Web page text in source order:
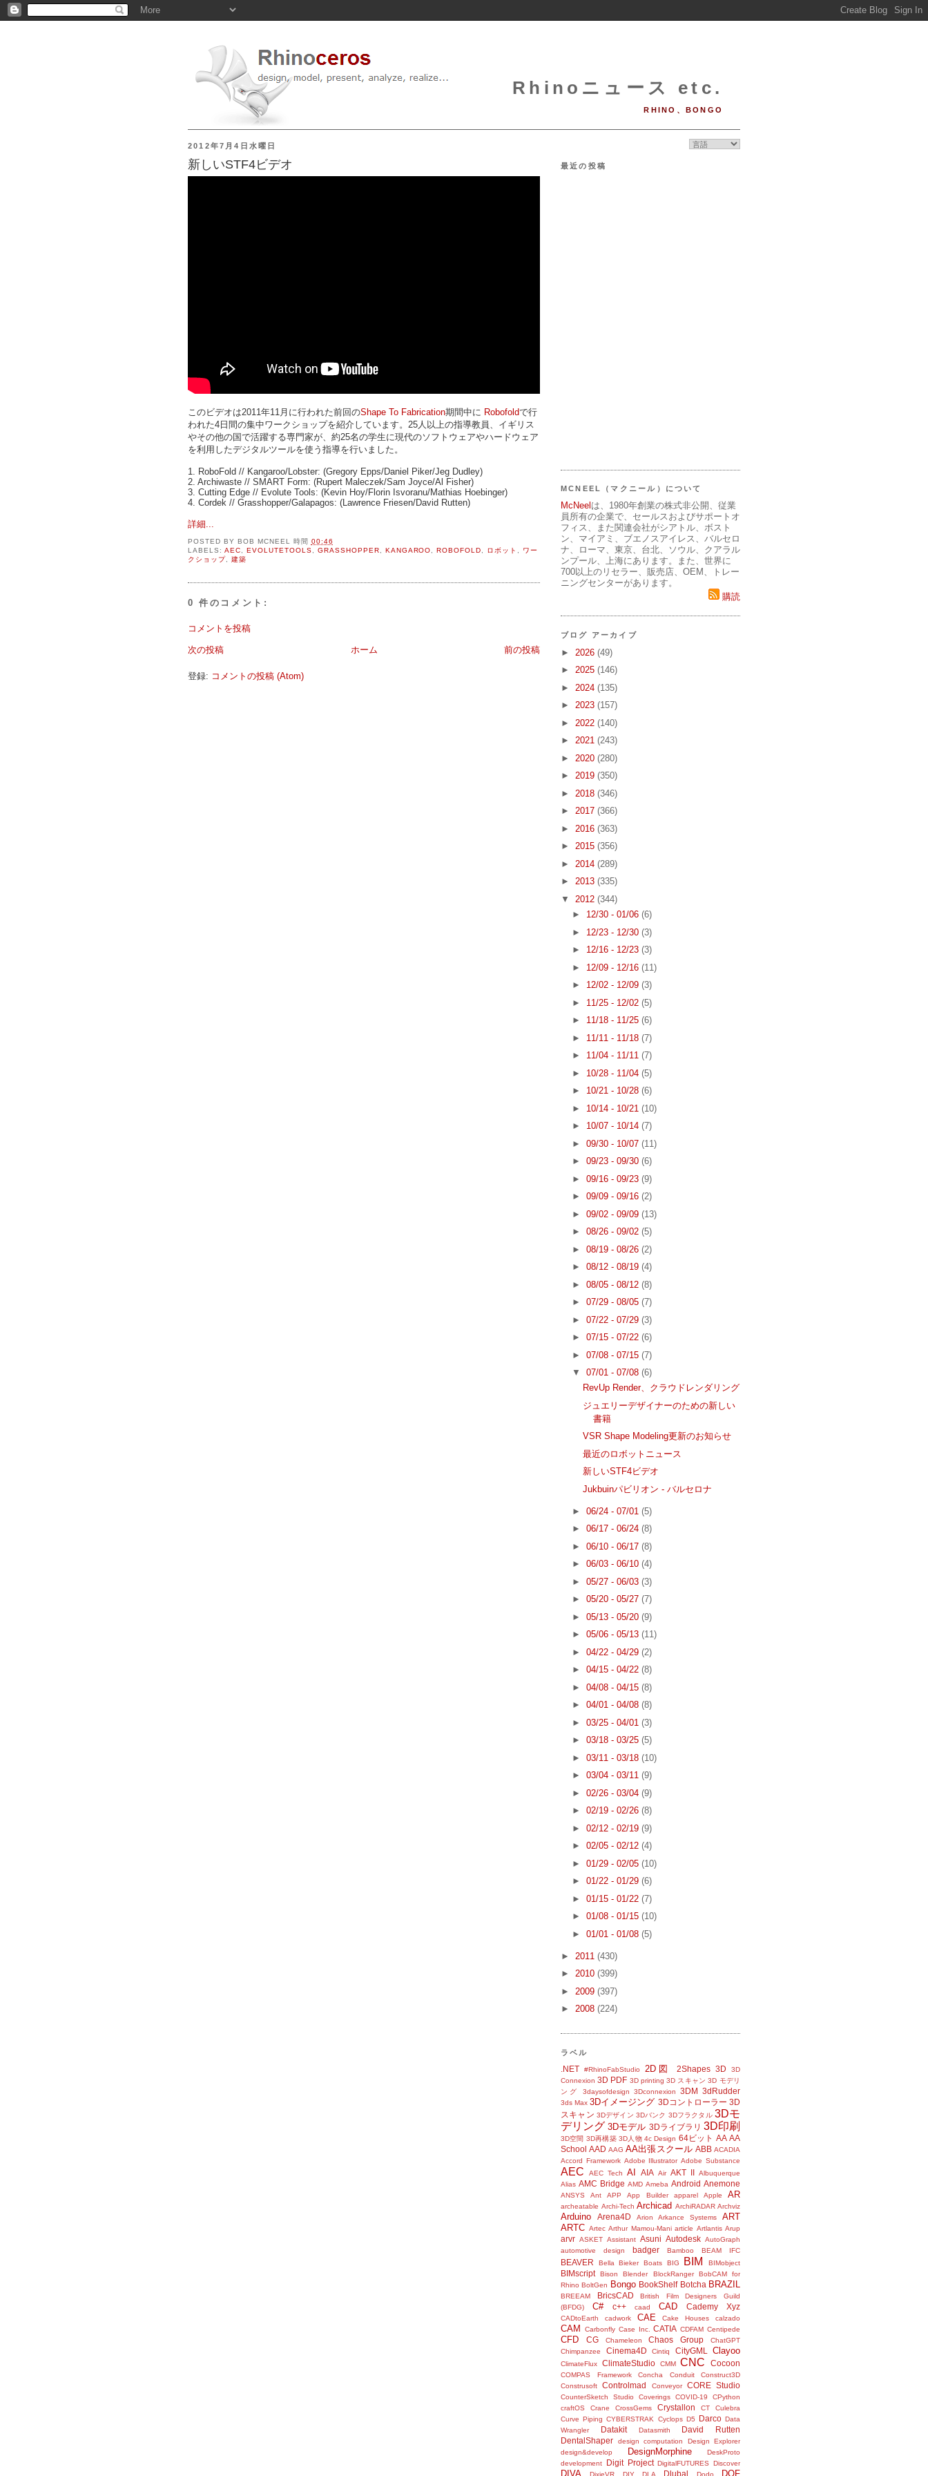
Rhinoニュース etc.
RHINO、BONGO
2012年7月4日水曜日
新しいSTF4ビデオ
このビデオは2011年11月に行われた前回のShape To Fabrication期間中に Robofoldで行
われた4日間の集中ワークショップを紹介しています。25人以上の指導教員、イギリス
やその他の国で活躍する専門家が、約25名の学生に現代のソフトウェアやハードウェア
を利用したデジタルツールを使う指導を行いました。
1. RoboFold // Kangaroo/Lobster: (Gregory Epps/Daniel Piker/Jeg Dudley)
2. Archiwaste // SMART Form: (Rupert Maleczek/Sam Joyce/Al Fisher)
3. Cutting Edge // Evolute Tools: (Kevin Hoy/Florin Isvoranu/Mathias Hoebinger)
4. Cordek // Grasshopper/Galapagos: (Lawrence Friesen/David Rutten)
詳細...
POSTED BY BOB MCNEEL 時間 00:46
LABELS: AEC, EVOLUTETOOLS, GRASSHOPPER, KANGAROO,ROBOFOLD, ロボット , ワー
クショップ, 建築
0 件のコメント:
コメントを投稿
次の投稿 前の投稿
ホーム
登録: コメントの投稿 (Atom)
最近の投稿
MCNEEL（マクニール）について
McNeelは、1980年創業の株式非公開、従業
員所有の企業で、セールスおよびサポートオ
フィス、また関連会社がシアトル、ボスト
ン、マイアミ、ブエノスアイレス、バルセロ
ナ、ローマ、東京、台北、ソウル、クアラル
ンプール、上海にあります。また、世界に
700以上のリセラー、販売店、OEM、トレー
ニングセンターがあります。
購読
ブログ アーカイブ
► 2026 (49)
► 2025 (146)
► 2024 (135)
► 2023 (157)
► 2022 (140)
► 2021 (243)
► 2020 (280)
► 2019 (350)
► 2018 (346)
► 2017 (366)
► 2016 (363)
► 2015 (356)
► 2014 (289)
► 2013 (335)
▼ 2012 (344)
► 12/30 - 01/06 (6)
► 12/23 - 12/30 (3)
► 12/16 - 12/23 (3)
► 12/09 - 12/16 (11)
► 12/02 - 12/09 (3)
► 11/25 - 12/02 (5)
► 11/18 - 11/25 (6)
► 11/11 - 11/18 (7)
► 11/04 - 11/11 (7)
► 10/28 - 11/04 (5)
► 10/21 - 10/28 (6)
► 10/14 - 10/21 (10)
► 10/07 - 10/14 (7)
► 09/30 - 10/07 (11)
► 09/23 - 09/30 (6)
► 09/16 - 09/23 (9)
► 09/09 - 09/16 (2)
► 09/02 - 09/09 (13)
► 08/26 - 09/02 (5)
► 08/19 - 08/26 (2)
► 08/12 - 08/19 (4)
► 08/05 - 08/12 (8)
► 07/29 - 08/05 (7)
► 07/22 - 07/29 (3)
► 07/15 - 07/22 (6)
► 07/08 - 07/15 (7)
▼ 07/01 - 07/08 (6)
RevUp Render、クラウドレンダリング
ジュエリーデザイナーのための新しい
書籍
VSR Shape Modeling更新のお知らせ
最近のロボットニュース
新しいSTF4ビデオ
Jukbuinパビリオン - バルセロナ
► 06/24 - 07/01 (5)
► 06/17 - 06/24 (8)
► 06/10 - 06/17 (8)
► 06/03 - 06/10 (4)
► 05/27 - 06/03 (3)
► 05/20 - 05/27 (7)
► 05/13 - 05/20 (9)
► 05/06 - 05/13 (11)
► 04/22 - 04/29 (2)
► 04/15 - 04/22 (8)
► 04/08 - 04/15 (8)
► 04/01 - 04/08 (8)
► 03/25 - 04/01 (3)
► 03/18 - 03/25 (5)
► 03/11 - 03/18 (10)
► 03/04 - 03/11 (9)
► 02/26 - 03/04 (9)
► 02/19 - 02/26 (8)
► 02/12 - 02/19 (9)
► 02/05 - 02/12 (4)
► 01/29 - 02/05 (10)
► 01/22 - 01/29 (6)
► 01/15 - 01/22 (7)
► 01/08 - 01/15 (10)
► 01/01 - 01/08 (5)
► 2011 (430)
► 2010 (399)
► 2009 (397)
► 2008 (224)
ラベル
.NET #RhinoFabStudio 2D図 2Shapes 3D
3D
Connexion 3D PDF 3D printing 3D スキャン 3D モデリ
ング
3daysofdesign 3Dconnexion 3DM 3dRudder
3ds Max 3Dイメージング 3Dコントローラー 3D
スキャン 3Dデザイン 3Dバンク 3Dフラクタル 3Dモ
デリング 3Dモデル 3Dライブラリ 3D印刷
3D空間 3D再構築 3D人物 4c Design 64ビット AA AA
School AAD AAG AA出張スクール ABB ACADIA
Accord Framework Adobe Illustrator Adobe Substance
AEC AEC Tech AI AIA Air AKT II
Albuquerque
Alias AMC Bridge AMD Ameba Android Anemone
ANSYS Ant APP App Builder apparel Apple AR
archeatable Archi-Tech Archicad ArchiRADAR Archviz
Arduino Arena4D Arion Arkance Systems
ART
ARTC Artec Arthur Mamou-Mani article Artlantis Arup
arvr ASKET Assistant Asuni Autodesk AutoGraph
automotive design
badger Bamboo BEAM IFC
BEAVER Bella Bieker Boats BIG BIM BIMobject
BIMscript Bison Blender BlockRanger
BobCAM for
Rhino BoltGen Bongo BookShelf Botcha BRAZIL
BREEAM BricsCAD
British Film Designers Guild
(BFDG)
C# c++ caad CAD Cademy Xyz
CADtoEarth cadwork CAE Cake Houses calzado
CAM Carbonfly Case Inc. CATIA CDFAM Centipede
CFD CG Chameleon Chaos Group
ChatGPT
Chimpanzee
Cinema4D Cintiq CityGML Clayoo
ClimateFlux ClimateStudio CMM CNC Cocoon
COMPAS Framework Concha Conduit
Construct3D
Construsoft
Controlmad Conveyor CORE Studio
CounterSketch Studio Coverings COVID-19
CPython
craftOS
Crane CrossGems Crystallon CT
Culebra
Curve Piping CYBERSTRAK Cyclops D5 Darco Data
Wrangler
Datakit Datasmith
David Rutten
DentalShaper
design computation
Design Explorer
design&develop
DesignMorphine
DeskProto
development
Digit Project DigitalFUTURES Discover
DIVA DixieVR DIY DLA Dlubal Dodo DOF